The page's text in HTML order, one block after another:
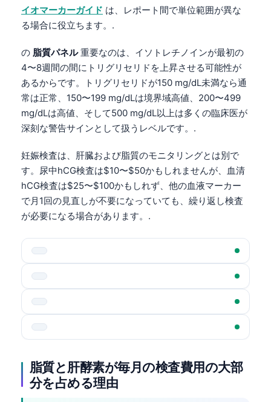
イオマーカーガイド は、レポート間で単位範囲が異な
る場合に役立ちます。.
の 脂質パネル重要なのは、イソトレチノインが最初の
4〜8週間の間にトリグリセリドを上昇させる可能性が
あるからです。トリグリセリドが150 mg/dL未満なら通
常は正常、150〜199 mg/dLは境界域高値、200〜499
mg/dLは高値、そして500 mg/dL以上は多くの臨床医が
深刻な警告サインとして扱うレベルです。.
妊娠検査は、肝臓および脂質のモニタリングとは別で
す。尿中hCG検査は$10〜$50かもしれませんが、血清
hCG検査は$25〜$100かもしれず、他の血液マーカー
で月1回の見直しが不要になっていても、繰り返し検査
が必要になる場合があります。.
脂質と肝酵素が毎月の検査費用の大部
分を占める理由